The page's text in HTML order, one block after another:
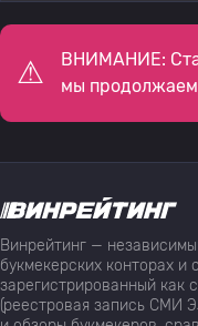
ВНИМАНИЕ:
мы продолжаем
Винрейтинг —
букмекерских конторах и
зарегистрированный как
(реестровая запись СМИ